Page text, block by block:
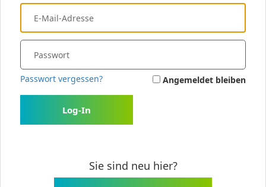
Passwort vergessen? Angemeldet bleiben
Log-In
Sie sind neu hier?